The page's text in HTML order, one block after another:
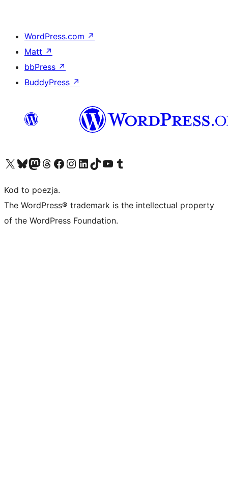
WordPress.com ↗
Matt ↗
bbPress ↗
BuddyPress ↗
Odwiedź nasze konto X (dawniej Twitter)
Odwiedź nasze konto Bluesky
Odwiedź nasze konto na Mastodoncie
Odwiedź naszego Threadsa
Odwiedź naszego Facebooka
Odwiedź nasze konto na Instagramie
Odwiedź nasze konto na LinkedIn
Odwiedź naszego TikToka
Odwiedź nasz kanał YouTube
Odwiedź naszego Tumblra
Kod to poezja.
The WordPress® trademark is the intellectual property
of the WordPress Foundation.